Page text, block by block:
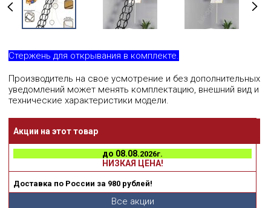
Стержень для открывания в комплекте.
Производитель на свое усмотрение и без дополнительных
уведомлений может менять комплектацию, внешний вид и
технические характеристики модели.
Акции на этот товар
до 08.08.2026г.
НИЗКАЯ ЦЕНА!
Доставка по России за 980 рублей!
Все акции